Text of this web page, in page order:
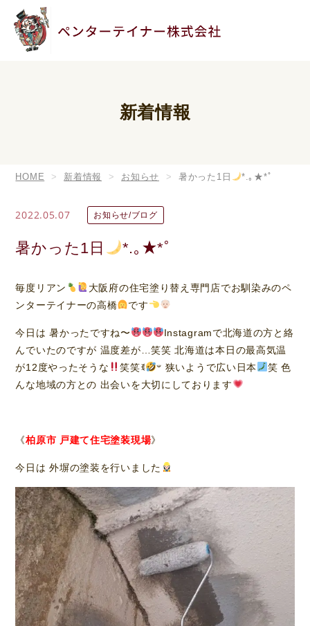
新着情報
HOME 新着情報 お知らせ 暑かった1日 *.｡★*ﾟ
2022.05.07 お知らせ/ブログ
暑かった1日 *.｡★*ﾟ
毎度リアン
大阪府の住宅塗り替え専門店でお馴染みのペ
ンターテイナーの高橋
です
今日は 暑かったですね〜
Instagramで北海道の方と絡
んでいたのですが 温度差が…笑笑 北海道は本日の最高気温
が12度やったそうな
笑笑ꉂ 𐤔 狭いようで広い日本
笑 色
んな地域の方との 出会いを大切にしております
《柏原市 戸建て住宅塗装現場》
今日は 外塀の塗装を行いました